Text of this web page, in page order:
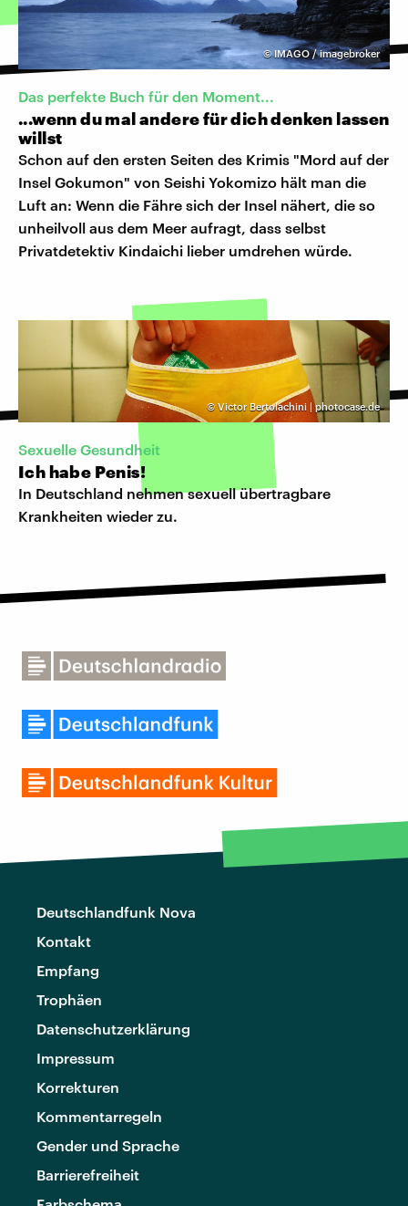
©IMAGO / imagebroker
Das perfekte Buch für den Moment...
...wenn du mal andere für dich denken lassen
willst
Schon auf den ersten Seiten des Krimis "Mord auf der
Insel Gokumon" von Seishi Yokomizo hält man die
Luft an: Wenn die Fähre sich der Insel nähert, die so
unheilvoll aus dem Meer aufragt, dass selbst
Privatdetektiv Kindaichi lieber umdrehen würde.
© Victor Bertolachini | photocase.de
Sexuelle Gesundheit
Ich habe Penis!
In Deutschland nehmen sexuell übertragbare
Krankheiten wieder zu.
Deutschlandfunk Nova
Kontakt
Empfang
Trophäen
Datenschutzerklärung
Impressum
Korrekturen
Kommentarregeln
Gender und Sprache
Barrierefreiheit